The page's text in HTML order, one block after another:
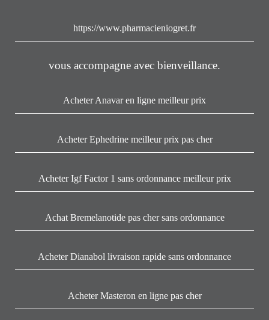
https://www.pharmacieniogret.fr
vous accompagne avec bienveillance.
Acheter Anavar en ligne meilleur prix
Acheter Ephedrine meilleur prix pas cher
Acheter Igf Factor 1 sans ordonnance meilleur prix
Achat Bremelanotide pas cher sans ordonnance
Acheter Dianabol livraison rapide sans ordonnance
Acheter Masteron en ligne pas cher